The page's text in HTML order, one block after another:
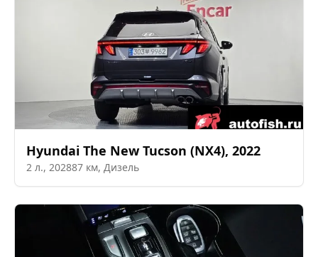
Hyundai The New Tucson (NX4), 2022
2 л., 202887 км, Дизель